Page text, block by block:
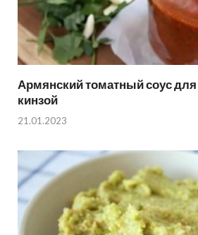
Армянский томатный соус
кинзой
21.01.2023